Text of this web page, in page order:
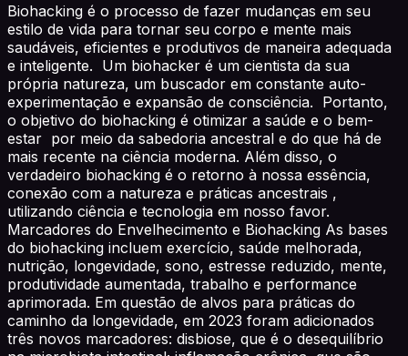
Biohacking é o processo de fazer mudanças em seu
estilo de vida para tornar seu corpo e mente mais
saudáveis, eficientes e produtivos de maneira adequada
e inteligente. Um biohacker é um cientista da sua
própria natureza, um buscador em constante auto-
experimentação e expansão de consciência. Portanto,
o objetivo do biohacking é otimizar a saúde e o bem-
estar por meio da sabedoria ancestral e do que há de
mais recente na ciência moderna. Além disso, o
verdadeiro biohacking é o retorno à nossa essência,
conexão com a natureza e práticas ancestrais ,
utilizando ciência e tecnologia em nosso favor.
Marcadores do Envelhecimento e Biohacking As bases
do biohacking incluem exercício, saúde melhorada,
nutrição, longevidade, sono, estresse reduzido, mente,
produtividade aumentada, trabalho e performance
aprimorada. Em questão de alvos para práticas do
caminho da longevidade, em 2023 foram adicionados
três novos marcadores: disbiose, que é o desequilíbrio